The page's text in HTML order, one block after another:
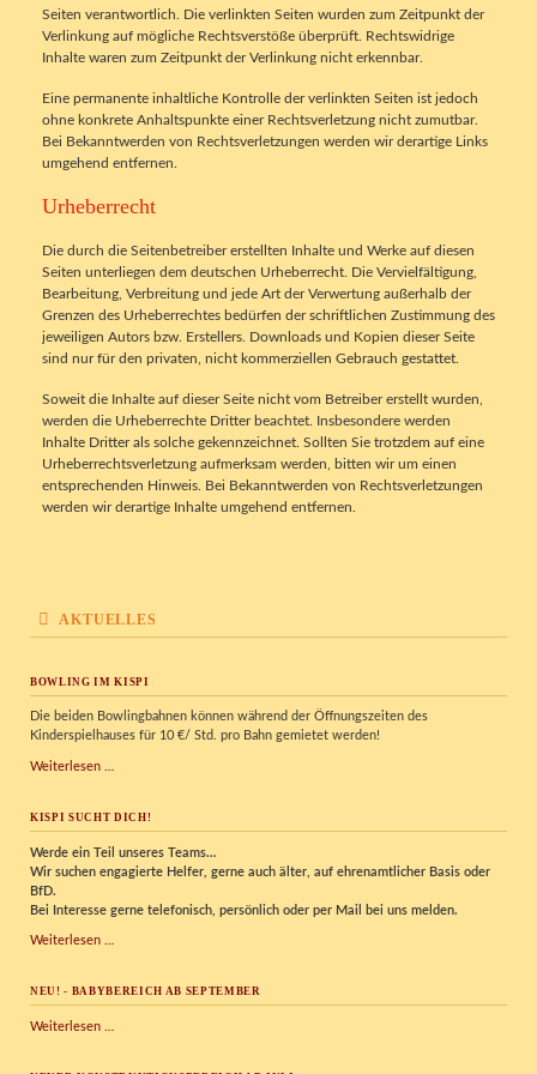
Seiten verantwortlich. Die verlinkten Seiten wurden zum Zeitpunkt der
Verlinkung auf mögliche Rechtsverstöße überprüft. Rechtswidrige
Inhalte waren zum Zeitpunkt der Verlinkung nicht erkennbar.
Eine permanente inhaltliche Kontrolle der verlinkten Seiten ist jedoch
ohne konkrete Anhaltspunkte einer Rechtsverletzung nicht zumutbar.
Bei Bekanntwerden von Rechtsverletzungen werden wir derartige Links
umgehend entfernen.
Urheberrecht
Die durch die Seitenbetreiber erstellten Inhalte und Werke auf diesen
Seiten unterliegen dem deutschen Urheberrecht. Die Vervielfältigung,
Bearbeitung, Verbreitung und jede Art der Verwertung außerhalb der
Grenzen des Urheberrechtes bedürfen der schriftlichen Zustimmung des
jeweiligen Autors bzw. Erstellers. Downloads und Kopien dieser Seite
sind nur für den privaten, nicht kommerziellen Gebrauch gestattet.
Soweit die Inhalte auf dieser Seite nicht vom Betreiber erstellt wurden,
werden die Urheberrechte Dritter beachtet. Insbesondere werden
Inhalte Dritter als solche gekennzeichnet. Sollten Sie trotzdem auf eine
Urheberrechtsverletzung aufmerksam werden, bitten wir um einen
entsprechenden Hinweis. Bei Bekanntwerden von Rechtsverletzungen
werden wir derartige Inhalte umgehend entfernen.
AKTUELLES
BOWLING IM KISPI
Die beiden Bowlingbahnen können während der Öffnungszeiten des
Kinderspielhauses für 10 €/ Std. pro Bahn gemietet werden!
Weiterlesen …
KISPI SUCHT DICH!
Werde ein Teil unseres Teams…
Wirsuchen engagierte Helfer, gerne auch älter, auf ehrenamtlicher Basis oder
BfD.
Bei Interesse gerne telefonisch, persönlich oder per Mail bei uns melden.
Weiterlesen …
NEU! - BABYBEREICH AB SEPTEMBER
Weiterlesen …